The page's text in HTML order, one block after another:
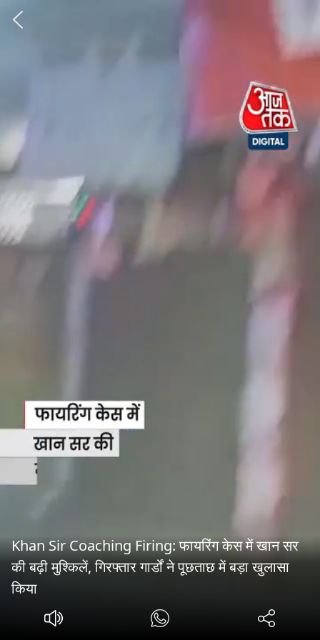
Khan Sir Coaching Firing: फायरिंग केस में खान सर
की बढ़ी मुश्किलें, गिरफ्तार गार्डों ने पूछताछ में बड़ा खुलासा
किया